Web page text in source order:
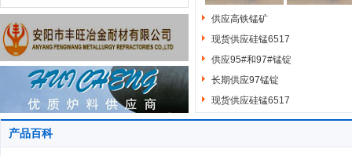
供应高铁锰矿
现货供应硅锰6517
供应95#和97#锰锭
长期供应97锰锭
现货供应硅锰6517
产品百科